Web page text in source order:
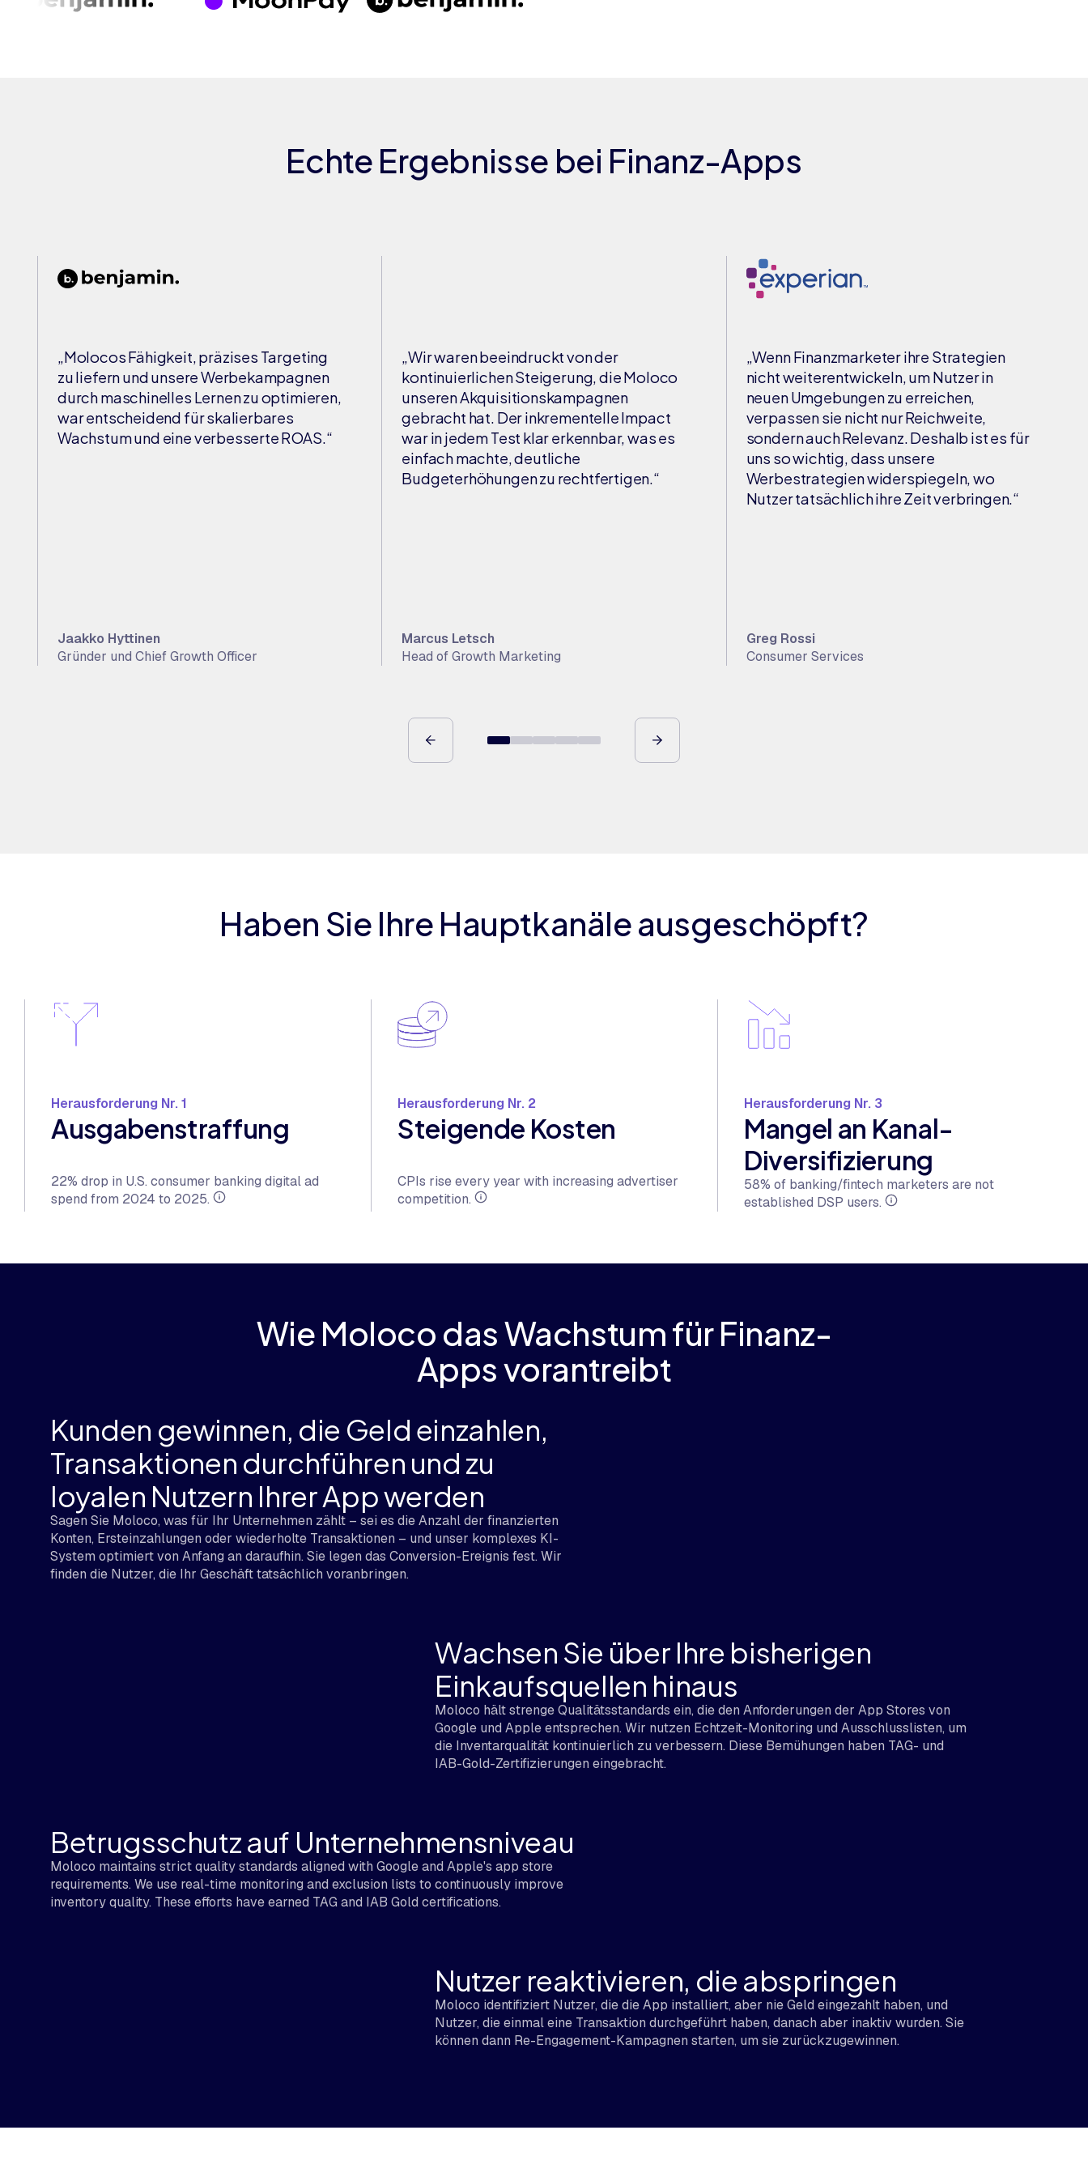
Echte Ergebnisse bei Finanz-Apps
„Molocos Fähigkeit, präzises Targeting
zu liefern und unsere Werbekampagnen
durch maschinelles Lernen zu optimieren,
war entscheidend für skalierbares
Wachstum und eine verbesserte ROAS.“
Jaakko Hyttinen
Gründer und Chief Growth Officer
„Wir waren beeindruckt von der
kontinuierlichen Steigerung, die Moloco
unseren Akquisitionskampagnen
gebracht hat. Der inkrementelle Impact
war in jedem Test klar erkennbar, was es
einfach machte, deutliche
Budgeterhöhungen zu rechtfertigen.“
Marcus Letsch
Head of Growth Marketing
„Wenn Finanzmarketer ihre Strategien
nicht weiterentwickeln, um Nutzer in
neuen Umgebungen zu erreichen,
verpassen sie nicht nur Reichweite,
sondern auch Relevanz. Deshalb ist es für
uns so wichtig, dass unsere
Werbestrategien widerspiegeln, wo
Nutzer tatsächlich ihre Zeit verbringen.“
Greg Rossi
Consumer Services
Haben Sie Ihre Hauptkanäle ausgeschöpft?
Herausforderung Nr. 1
Ausgabenstraffung
22% drop in U.S. consumer banking digital ad
spend from 2024 to 2025.
Herausforderung Nr. 2
Steigende Kosten
CPIs rise every year with increasing advertiser
competition.
Herausforderung Nr. 3
Mangel an Kanal-
Diversifizierung
58% of banking/fintech marketers are not
established DSP users.
Wie Moloco das Wachstum für Finanz-
Apps vorantreibt
Kunden gewinnen, die Geld einzahlen,
Transaktionen durchführen und zu
loyalen Nutzern Ihrer App werden
Sagen Sie Moloco, was für Ihr Unternehmen zählt – sei es die Anzahl der finanzierten
Konten, Ersteinzahlungen oder wiederholte Transaktionen – und unser komplexes KI-
System optimiert von Anfang an daraufhin. Sie legen das Conversion-Ereignis fest. Wir
finden die Nutzer, die Ihr Geschäft tatsächlich voranbringen.
Wachsen Sie über Ihre bisherigen
Einkaufsquellen hinaus
Moloco hält strenge Qualitätsstandards ein, die den Anforderungen der App Stores von
Google und Apple entsprechen. Wir nutzen Echtzeit-Monitoring und Ausschlusslisten, um
die Inventarqualität kontinuierlich zu verbessern. Diese Bemühungen haben TAG- und
IAB-Gold-Zertifizierungen eingebracht.
Betrugsschutz auf Unternehmensniveau
Moloco maintains strict quality standards aligned with Google and Apple's app store
requirements. We use real-time monitoring and exclusion lists to continuously improve
inventory quality. These efforts have earned TAG and IAB Gold certifications.
Nutzer reaktivieren, die abspringen
Moloco identifiziert Nutzer, die die App installiert, aber nie Geld eingezahlt haben, und
Nutzer, die einmal eine Transaktion durchgeführt haben, danach aber inaktiv wurden. Sie
können dann Re-Engagement-Kampagnen starten, um sie zurückzugewinnen.